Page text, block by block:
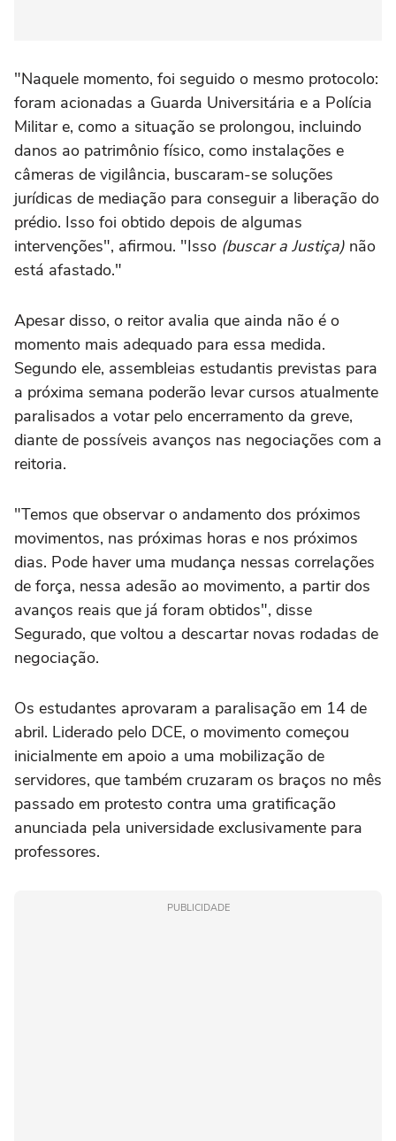
"Naquele momento, foi seguido o mesmo protocolo:
foram acionadas a Guarda Universitária e a Polícia
Militar e, como a situação se prolongou, incluindo
danos ao patrimônio físico, como instalações e
câmeras de vigilância, buscaram-se soluções
jurídicas de mediação para conseguir a liberação do
prédio. Isso foi obtido depois de algumas
intervenções", afirmou. "Isso (buscar a Justiça) não
está afastado."
Apesar disso, o reitor avalia que ainda não é o
momento mais adequado para essa medida.
Segundo ele, assembleias estudantis previstas para
a próxima semana poderão levar cursos atualmente
paralisados a votar pelo encerramento da greve,
diante de possíveis avanços nas negociações com a
reitoria.
"Temos que observar o andamento dos próximos
movimentos, nas próximas horas e nos próximos
dias. Pode haver uma mudança nessas correlações
de força, nessa adesão ao movimento, a partir dos
avanços reais que já foram obtidos", disse
Segurado, que voltou a descartar novas rodadas de
negociação.
Os estudantes aprovaram a paralisação em 14 de
abril. Liderado pelo DCE, o movimento começou
inicialmente em apoio a uma mobilização de
servidores, que também cruzaram os braços no mês
passado em protesto contra uma gratificação
anunciada pela universidade exclusivamente para
professores.
PUBLICIDADE